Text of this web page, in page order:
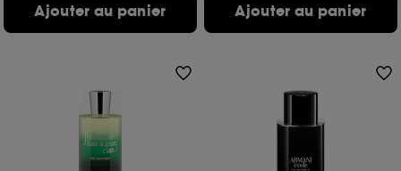
Ajouter au panier Ajouter au panier